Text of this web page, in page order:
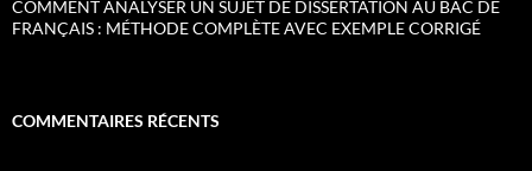
COMMENT ANALYSER UN SUJET DE DISSERTATION AU BAC DE
FRANÇAIS : MÉTHODE COMPLÈTE AVEC EXEMPLE CORRIGÉ
COMMENTAIRES RÉCENTS